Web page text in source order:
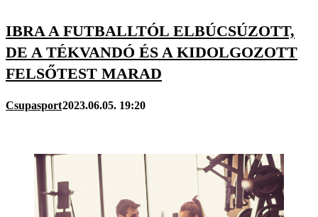
IBRA A FUTBALLTÓL ELBÚCSÚZOTT,
DE A TÉKVANDÓ ÉS A KIDOLGOZOTT
FELSŐTEST MARAD
Csupasport2023.06.05. 19:20